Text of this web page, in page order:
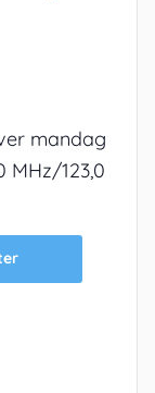
mandag
MHz/123,0